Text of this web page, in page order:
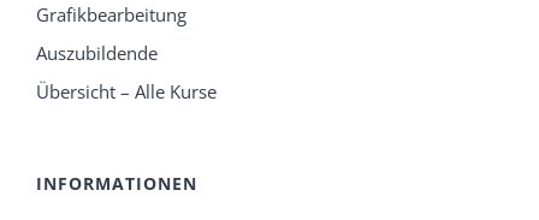
Grafikbearbeitung
Auszubildende
Übersicht – Alle Kurse
INFORMATIONEN